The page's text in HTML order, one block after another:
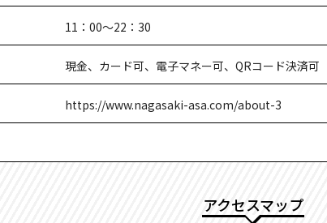
11：00～22：30
現金、カード可、電子マネー可、QRコード決済可
https://www.nagasaki-asa.com/about-3
アクセスマップ